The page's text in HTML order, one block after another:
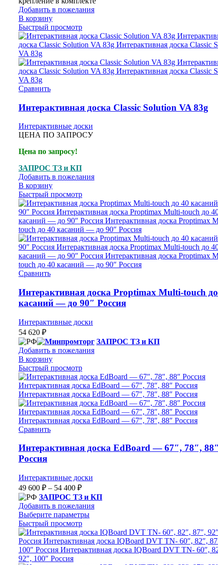
Добавить в пожелания
В корзину
Быстрый просмотр
Сравнить
Интерактивная доска Classic Solution VA 83g
Интерактивные доски
ЦЕНА ПО ЗАПРОСУ
Цена по запросу!
ЗАПРОС ТЗ и КП
Добавить в пожелания
В корзину
Быстрый просмотр
Сравнить
Интерактивная доска Proptimax Multi-touch
касаний — до 90″ Россия
Интерактивные доски
54 620 ₽
ЗАПРОС ТЗ и КП
Добавить в пожелания
В корзину
Быстрый просмотр
Сравнить
Интерактивная доска EdBoard — 67″, 78″,
Россия
Интерактивные доски
49 600 ₽ – 54 400 ₽
ЗАПРОС ТЗ и КП
Добавить в пожелания
Выберите параметры
Быстрый просмотр